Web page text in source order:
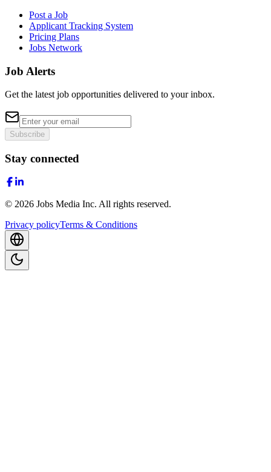
Post a Job
Applicant Tracking System
Pricing Plans
Jobs Network
Job Alerts
Get the latest job opportunities delivered to your inbox.
Subscribe
Stay connected
© 2026 Jobs Media Inc. All rights reserved.
Privacy policyTerms & Conditions